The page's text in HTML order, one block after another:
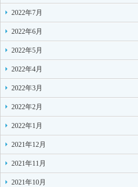
2022年7月
2022年6月
2022年5月
2022年4月
2022年3月
2022年2月
2022年1月
2021年12月
2021年11月
2021年10月